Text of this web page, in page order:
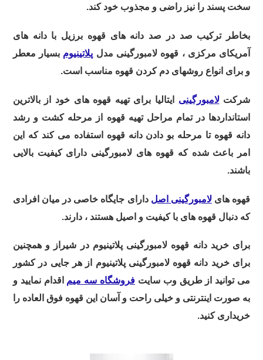
سخت پسند را نیز راضی و مجذوب خود کند.
بخاطر ترکیب صد در صد دانه های قهوه برزیل با دانه های
آمریکای مرکزی ، قهوه لامبورگینی مدل پلاتینیوم بسیار معطر
و برای انواع روشهای دم کردن قهوه مناسب است.
شرکتلامبورگینی ایتالیا برای تهیه قهوه های خود از بالاترین
استانداردها در تمام مراحل تهیه قهوه از مرحله کشت و رشد
دانه قهوه تا مرحله بو دادن دانه قهوه استفاده می کند که این
امر باعث شده که قهوه های لامبورگینی دارای کیفیت بالایی
باشند.
قهوه هایلامبورگینی اصل دارای جایگاه خاصی در میان افرادی
که دنبال قهوه های با کیفیت و اصیل هستند ، دارند.
برای خرید دانه قهوه لامبورگینی پلاتینیوم در شیراز و همچنین
برای خرید دانه قهوه لامبورگینی پلاتینیوم از هر جایی در کشور
می توانید از طریق وب سایت فروشگاه سه میم اقدام نمایید و
به صورت اینترنتی و خیلی راحت و آسان این قهوه فوق العاده را
خریداری کنید.